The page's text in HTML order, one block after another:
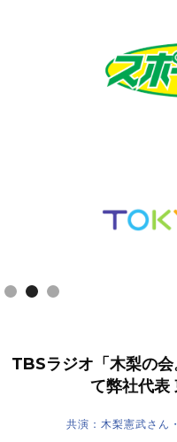
TBSラジオ「木梨の
て弊社代表
共演：木梨憲武さん・